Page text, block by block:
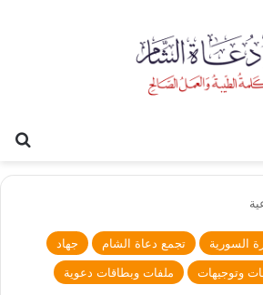
السورية تجمع دعاة الشام
جهاد
وتوجيهات ملفات وبطاقات دعوية